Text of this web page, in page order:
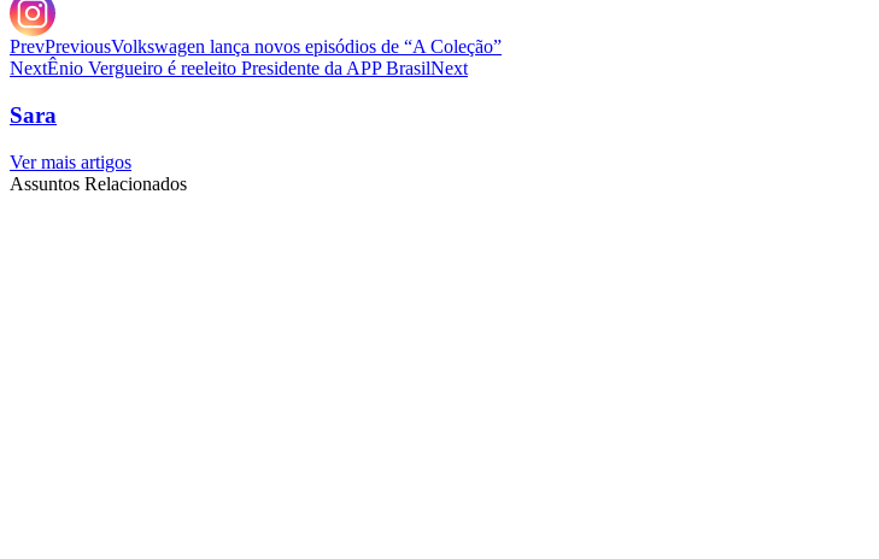
PrevPreviousVolkswagen lança novos episódios de “A Coleção”
NextÊnio Vergueiro é reeleito Presidente da APP BrasilNext
Sara
Ver mais artigos
Assuntos Relacionados